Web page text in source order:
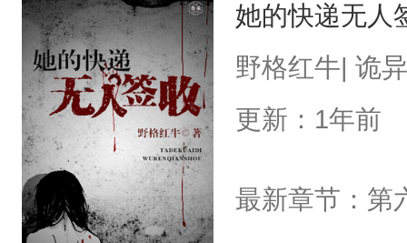
她的快递无人
野格红牛| 诡
更新：1年前